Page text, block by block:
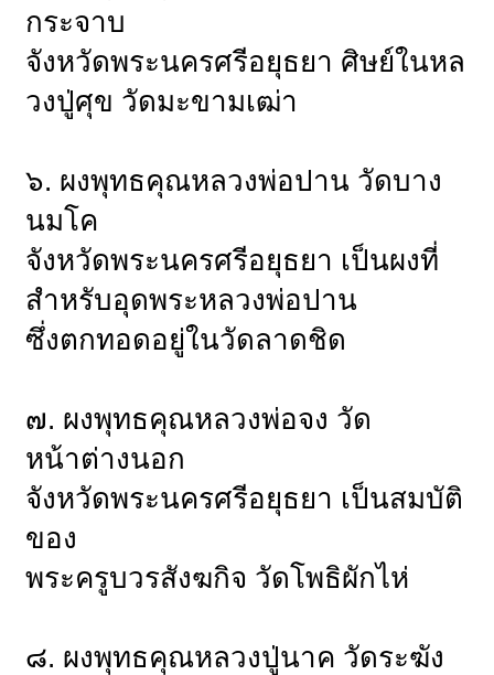
กระจาบ
จังหวัดพระนครศรีอยุธยา ศิษย์ในหล
วงปู่ศุข วัดมะขามเฒ่า
๖. ผงพุทธคุณหลวงพ่อปาน วัดบาง
นมโค
จังหวัดพระนครศรีอยุธยา เป็นผงที่
สำหรับอุดพระหลวงพ่อปาน
ซึ่งตกทอดอยู่ในวัดลาดชิด
๗. ผงพุทธคุณหลวงพ่อจง วัด
หน้าต่างนอก
จังหวัดพระนครศรีอยุธยา เป็นสมบัติ
ของ
พระครูบวรสังฆกิจ วัดโพธิผักไห่
๘. ผงพุทธคุณหลวงปู่นาค วัดระฆัง